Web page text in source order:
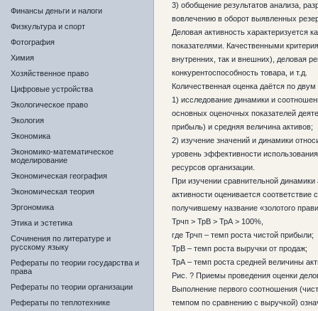
Финансы деньги и налоги
Физкультура и спорт
Фотография
Химия
Хозяйственное право
Цифровые устройства
Экологическое право
Экология
Экономика
Экономико-математическое
моделирование
Экономическая география
Экономическая теория
Эргономика
Этика и эстетика
Сочинения по литературе и
русскому языку
Рефераты по теории государства и
права
Рефераты по теории организации
Рефераты по теплотехнике
3) обобщение результатов анализа,
вовлечению в оборот выявленных
Деловая активность характеризуется
показателями. Качественными
внутренних, так и внешних), деловая
конкурентоспособность товара, и т.д.
Количественная оценка даётся по
1) исследование динамики и
основных оценочных показателей
прибыль) и средняя величина активов;
2) изучение значений и динамики
уровень эффективности
ресурсов организации.
При изучении сравнительной
активности оценивается
получившему название «золотого
Трчп > ТрВ > ТрА > 100%,
где Трчп – темп роста чистой прибыли;
ТрВ – темп роста выручки от продаж;
ТрА – темп роста средней величины
Рис. ? Приемы проведения оценки
Выполнение первого соотношения
темпом по сравнению с выручкой)